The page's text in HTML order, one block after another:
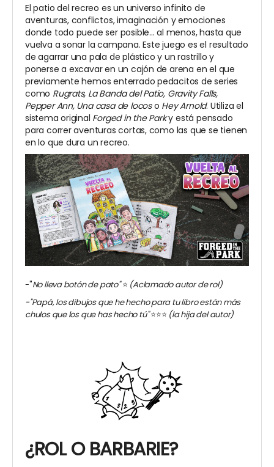
El patio del recreo es un universo infinito de
aventuras, conflictos, imaginación y emociones
donde todo puede ser posible... al menos, hasta que
vuelva a sonar la campana. Este juego es el resultado
de agarrar una pala de plástico y un rastrillo y
ponerse a excavar en un cajón de arena en el que
previamente hemos enterrado pedacitos de series
como Rugrats, La Banda del Patio, Gravity Falls,
Pepper Ann, Una casa de locoso Hey Arnold. Utiliza el
sistema original Forged in the Parky está pensado
para correr aventuras cortas, como las que se tienen
en lo que dura un recreo.
-"No lleva botón de pato"⭐️ (Aclamado autor de rol)
-"Papá, los dibujos que he hecho para tu libro están más
chulos que los que has hecho tú"⭐️⭐️⭐️ (la hija del autor)
¿ROL O BARBARIE?